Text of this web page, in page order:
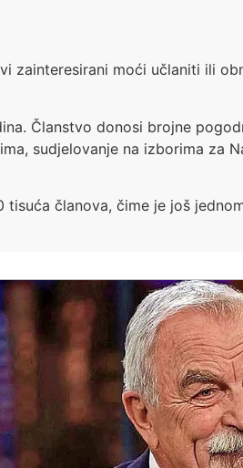
zainteresirani moći učlaniti ili
Članstvo donosi brojne
sudjelovanje na izborima za
članova, čime je još